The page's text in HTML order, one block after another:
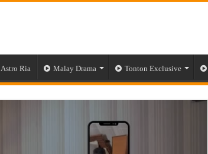
Astro Ria Malay Drama Tonton Exclusive